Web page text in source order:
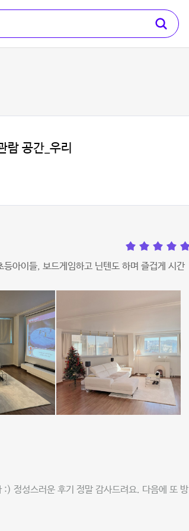
람 공간_우리
아이들, 보드게임하고 닌텐도 하며 즐겁게 시간
정성스러운 후기 정말 감사드려요. 다음에 또 방